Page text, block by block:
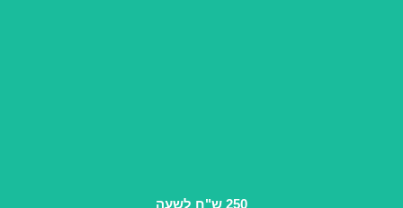
250 ש"ח לשעה
בית "בשביל ההורות"